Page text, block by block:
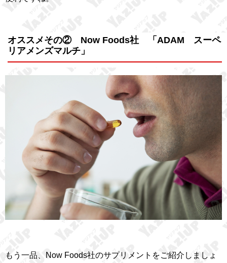
オススメその② Now Foods社 「ADAM スーペ
リアメンズマルチ」
もう一品、Now Foods社のサプリメントをご紹介しましょ